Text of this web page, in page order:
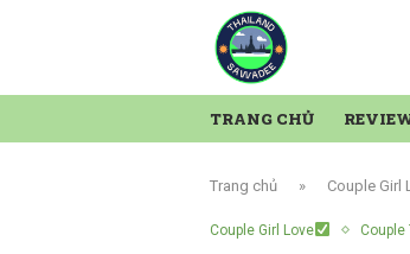
TRANG CHỦ
Trang chủ » Couple Girl
Couple Girl Love Couple